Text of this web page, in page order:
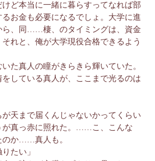
ど本当に一緒に暮らすってなれば部
お金も必要になるでしょ。大学に進
ら、同……棲、のタイミングは、資金
れと、俺が大学現役合格できるよう
た真人の瞳がきらきら輝いていた。
している真人が、ここまで光るのは
天まで届くんじゃないかってくらい
が真っ赤に照れた。……こ、こんな
のか……真人も。
たい」